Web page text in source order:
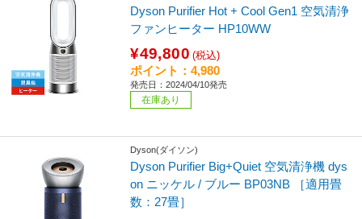
Dyson Purifier Hot + Cool Gen1 空気清浄
ファンヒーター HP10WW
¥49,800 (税込)
ポイント：4,980
発売日：2024/04/10発売
在庫あり
Dyson(ダイソン)
Dyson Purifier Big+Quiet 空気清浄機 dys
on ニッケル / ブルー BP03NB ［適用畳
数：27畳］